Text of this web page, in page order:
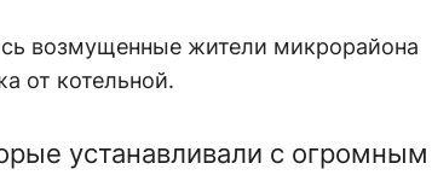
возмущенные жители микрорайона
от котельной.
устанавливали с огромным